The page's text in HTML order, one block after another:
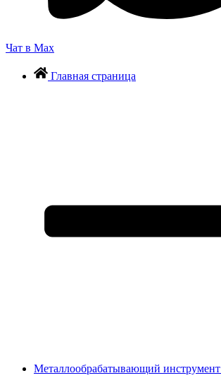
Чат в Max
Главная страница
Металлообрабатывающий инструмент